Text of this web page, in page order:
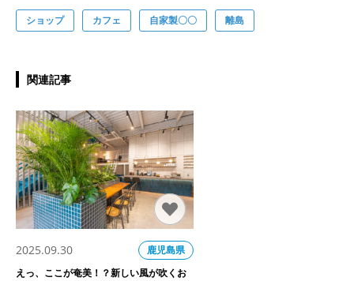
ショップ カフェ 自家製〇〇 離島
関連記事
2025.09.30
鹿児島県
えっ、ここが奄美！？新しい風が吹くお